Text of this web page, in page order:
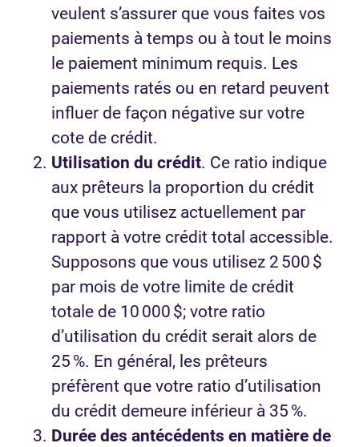
veulent s’assurer que vous faites vos
paiements à temps ou à tout le moins
le paiement minimum requis. Les
paiements ratés ou en retard peuvent
influer de façon négative sur votre
cote de crédit.
Utilisation du crédit. Ce ratio indique
aux prêteurs la proportion du crédit
que vous utilisez actuellement par
rapport à votre crédit total accessible.
Supposons que vous utilisez 2 500 $
par mois de votre limite de crédit
totale de 10 000 $; votre ratio
d’utilisation du crédit serait alors de
25 %. En général, les prêteurs
préfèrent que votre ratio d’utilisation
du crédit demeure inférieur à 35 %.
Durée des antécédents en matière de